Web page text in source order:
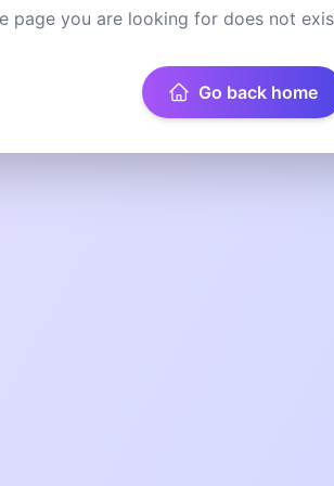
page you are looking for does not
Go back home